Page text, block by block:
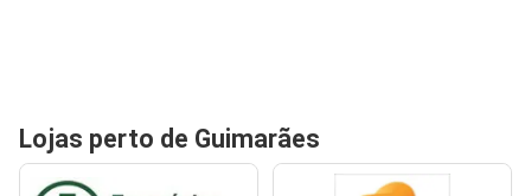
Lojas perto de Guimarães